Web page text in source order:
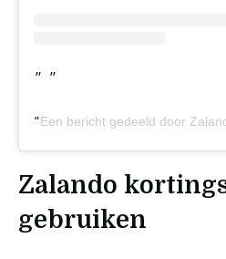
Een bericht gedeeld door
Zalando
gebruiken